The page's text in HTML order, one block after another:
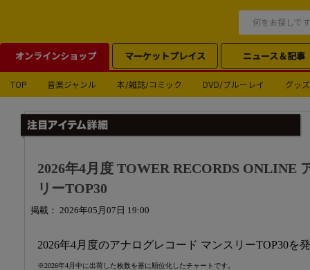
オンラインショップ マーケットプレイス ニュース＆記事
TOP 音楽ジャンル 本/雑誌/コミック DVD/ブルーレイ グッズ
2026年4月度 TOWER RECORDS ONLINE
リーTOP30
掲載： 2026年05月07日 19:00
2026年4月度のアナログレコード マンスリーTOP30を
※2026年4月中に出荷した枚数を基に順位化したチャートです。